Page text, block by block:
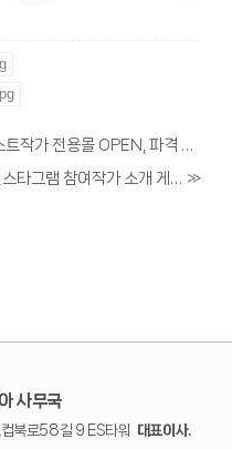
[제휴 이벤트] 킨코스코리아 일러스트작가 전용몰 OPEN, 파격 혜택 제공
[필독]2025 수원 일러스트코리아 인스타그램 참여작가 소개 게시물 업로드 안내 »
사무국
컵북로58길 9 ES타워 대표이사.